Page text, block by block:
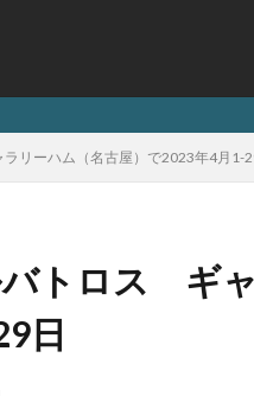
リーハム（名古屋）で2023年4月1-
トロス ギ
日